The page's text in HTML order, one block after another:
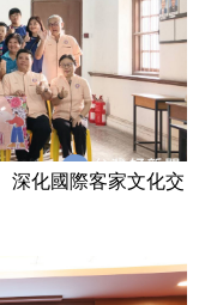
化國際客家文化交